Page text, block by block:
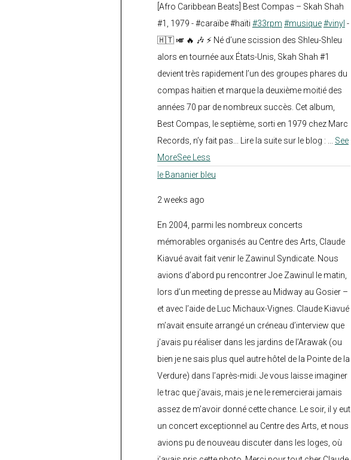
[Afro Caribbean Beats] Best Compas – Skah Shah
#1, 1979 - #caraïbe #haïti #33rpm #musique#vinyl -
🇭🇹 🎺 🔥 🎶 ⚡ Né d’une scission des Shleu-Shleu
alors en tournée aux États-Unis, Skah Shah #1
devient très rapidement l’un des groupes phares du
compas haïtien et marque la deuxième moitié des
années 70 par de nombreux succès. Cet album,
Best Compas, le septième, sorti en 1979 chez Marc
Records, n’y fait pas... Lire la suite sur le blog :
See
MoreSee Less
le Bananier bleu
2 weeks ago
En 2004, parmi les nombreux concerts
mémorables organisés au Centre des Arts, Claude
Kiavué avait fait venir le Zawinul Syndicate. Nous
avions d’abord pu rencontrer Joe Zawinul le matin,
lors d’un meeting de presse au Midway au Gosier –
et avec l’aide de Luc Michaux-Vignes. Claude Kiavué
m’avait ensuite arrangé un créneau d’interview que
j’avais pu réaliser dans les jardins de l’Arawak (ou
bien je ne sais plus quel autre hôtel de la Pointe de la
Verdure) dans l’après-midi. Je vous laisse imaginer
le trac que j’avais, mais je ne le remercierai jamais
assez de m’avoir donné cette chance. Le soir, il y eut
un concert exceptionnel au Centre des Arts, et nous
avions pu de nouveau discuter dans les loges, où